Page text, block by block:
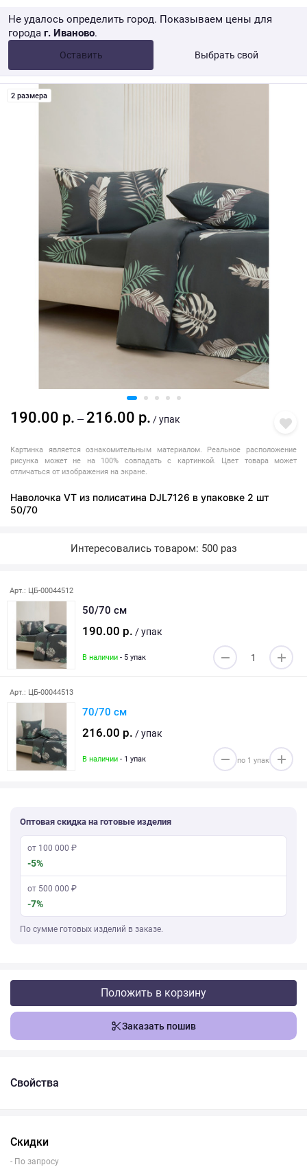
Не удалось определить город. Показываем цены для
города г. Иваново.
Оставить Выбрать свой
от 10 000 ₽ Розница → WB
2 размера
190.00 р. — 216.00 р. / упак
Картинка является ознакомительным материалом. Реальное расположение
рисунка может не на 100% совпадать с картинкой. Цвет товара может
отличаться от изображения на экране.
Наволочка VT из полисатина DJL7126 в упаковке 2 шт
50/70
Интересовались товаром: 500 раз
Арт.: ЦБ-00044512
50/70 см
190.00 р. / упак
В наличии - 5 упак
Арт.: ЦБ-00044513
70/70 см
216.00 р. / упак
В наличии - 1 упак
Оптовая скидка на готовые изделия
от 100 000 ₽
-5%
от 500 000 ₽
-7%
По сумме готовых изделий в заказе.
Положить в корзину
Заказать пошив
Свойства
Скидки
- По запросу